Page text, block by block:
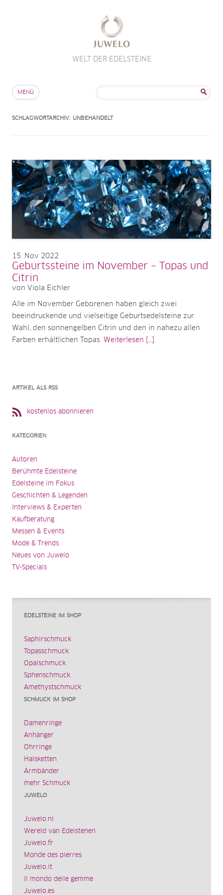
WELT DER EDELSTEINE
MENÜ
SCHLAGWORTARCHIV: UNBEHANDELT
15 Nov 2022
Geburtssteine im November – Topas und
Citrin
von Viola Eichler
Alle im November Geborenen haben gleich zwei
beeindruckende und vielseitige Geburtsedelsteine zur
Wahl, den sonnengelben Citrin und den in nahezu allen
Farben erhältlichen Topas. Weiterlesen [...]
ARTIKEL ALS RSS
kostenlos abonnieren
KATEGORIEN
Autoren
Berühmte Edelsteine
Edelsteine im Fokus
Geschichten & Legenden
Interviews & Experten
Kaufberatung
Messen & Events
Mode & Trends
Neues von Juwelo
TV-Specials
EDELSTEINE IM SHOP
Saphirschmuck
Topasschmuck
Opalschmuck
Sphenschmuck
Amethystschmuck
SCHMUCK IM SHOP
Damenringe
Anhänger
Ohrringe
Halsketten
Armbänder
mehr Schmuck
JUWELO
Juwelo.nl
Wereld van Edelstenen
Juwelo.fr
Monde des pierres
Juwelo.it
Il mondo delle gemme
Juwelo.es